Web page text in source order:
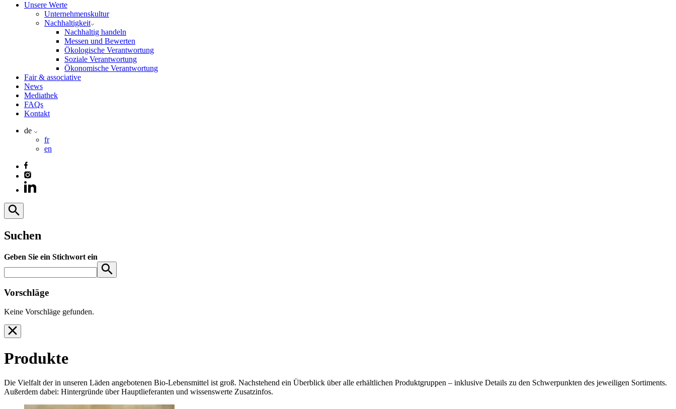
Unsere Werte
Unternehmenskultur
Nachhaltigkeit
Nachhaltig handeln
Messen und Bewerten
Ökologische Verantwortung
Soziale Verantwortung
Ökonomische Verantwortung
Fair & associative
News
Mediathek
FAQs
Kontakt
de
fr
en
Suchen
Geben Sie ein Stichwort ein
Vorschläge
Keine Vorschläge gefunden.
Produkte
Die Vielfalt der in unseren Läden angebotenen Bio-Lebensmittel ist groß. Nachstehend ein Überblick über alle erhältlichen Produktgruppen – inklusive Details zu den Schwerpunkten des jeweiligen Sortiments.
Außerdem dabei: Hintergründe über Hauptlieferanten und wissenswerte Zusatzinfos.